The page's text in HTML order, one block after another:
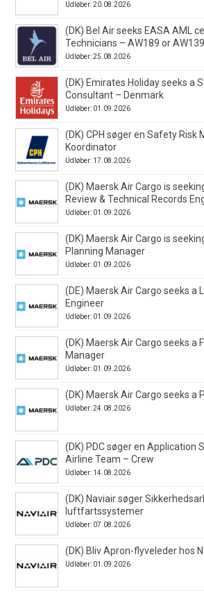
Udløber: 20.08.2026
(DK) Bel Air seeks EASA AML
Technicians – AW189 or
Udløber: 25.08.2026
(DK) Emirates Holiday seeks a
Consultant – Denmark
Udløber: 01.09.2026
(DK) CPH søger en Safety Risk
Koordinator
Udløber: 17.08.2026
(DK) Maersk Air Cargo is
Review & Technical Records
Udløber: 01.09.2026
(DK) Maersk Air Cargo is
Planning Manager
Udløber: 01.09.2026
(DE) Maersk Air Cargo seeks a
Engineer
Udløber: 01.09.2026
(DK) Maersk Air Cargo seeks a
Manager
Udløber: 01.09.2026
(DK) Maersk Air Cargo seeks a
Udløber: 24.08.2026
(DK) PDC søger en Application
Airline Team – Crew
Udløber: 14.08.2026
(DK) Naviair søger
luftfartssystemer
Udløber: 07.08.2026
(DK) Bliv Apron-flyveleder hos
Udløber: 01.09.2026